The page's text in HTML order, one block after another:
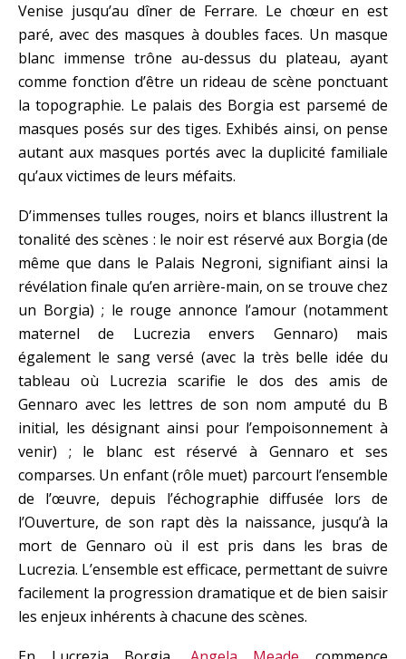
Venise jusqu’au dîner de Ferrare. Le chœur en est
paré, avec des masques à doubles faces. Un masque
blanc immense trône au-dessus du plateau, ayant
comme fonction d’être un rideau de scène ponctuant
la topographie. Le palais des Borgia est parsemé de
masques posés sur des tiges. Exhibés ainsi, on pense
autant aux masques portés avec la duplicité familiale
qu’aux victimes de leurs méfaits.
D’immenses tulles rouges, noirs et blancs illustrent la
tonalité des scènes : le noir est réservé aux Borgia (de
même que dans le Palais Negroni, signifiant ainsi la
révélation finale qu’en arrière-main, on se trouve chez
un Borgia) ; le rouge annonce l’amour (notamment
maternel de Lucrezia envers Gennaro) mais
également le sang versé (avec la très belle idée du
tableau où Lucrezia scarifie le dos des amis de
Gennaro avec les lettres de son nom amputé du B
initial, les désignant ainsi pour l’empoisonnement à
venir) ; le blanc est réservé à Gennaro et ses
comparses. Un enfant (rôle muet) parcourt l’ensemble
de l’œuvre, depuis l’échographie diffusée lors de
l’Ouverture, de son rapt dès la naissance, jusqu’à la
mort de Gennaro où il est pris dans les bras de
Lucrezia. L’ensemble est efficace, permettant de suivre
facilement la progression dramatique et de bien saisir
les enjeux inhérents à chacune des scènes.